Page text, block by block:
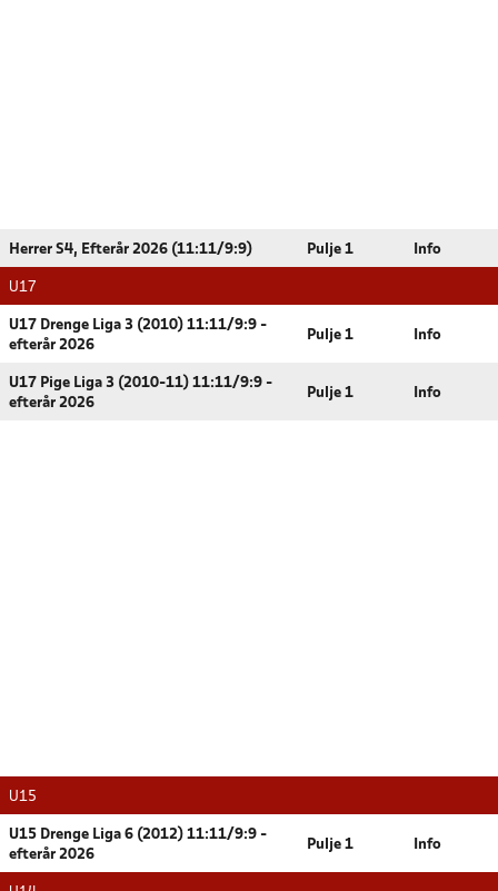
Herrer S4, Efterår 2026 (11:11/9:9) Pulje 1 Info
U17
U17 Drenge Liga 3 (2010) 11:11/9:9 -
efterår 2026
Pulje 1 Info
U17 Pige Liga 3 (2010-11) 11:11/9:9 -
efterår 2026
Pulje 1 Info
U15
U15 Drenge Liga 6 (2012) 11:11/9:9 -
efterår 2026
Pulje 1 Info